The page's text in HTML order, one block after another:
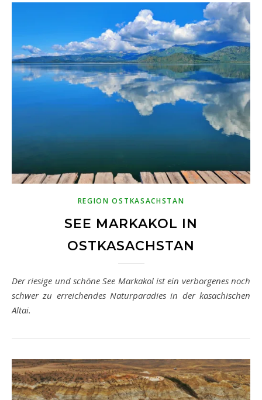
REGION OSTKASACHSTAN
SEE MARKAKOL IN
OSTKASACHSTAN
Der riesige und schöne See Markakol ist ein verborgenes noch
schwer zu erreichendes Naturparadies in der kasachischen
Altai.